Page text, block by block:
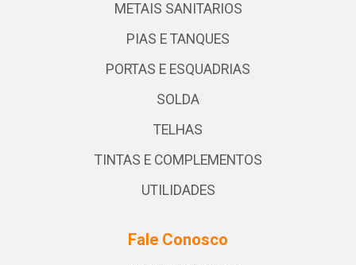
METAIS SANITARIOS
PIAS E TANQUES
PORTAS E ESQUADRIAS
SOLDA
TELHAS
TINTAS E COMPLEMENTOS
UTILIDADES
Fale Conosco